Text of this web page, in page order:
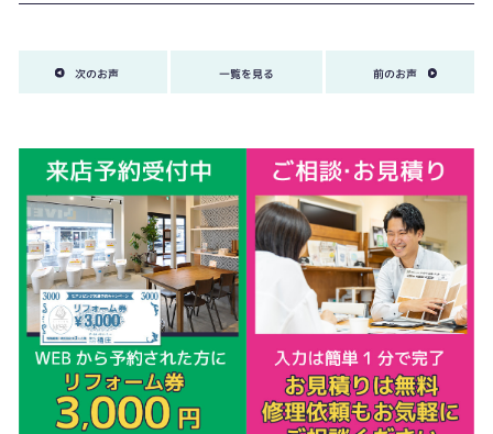
次のお声 一覧を見る 前のお声